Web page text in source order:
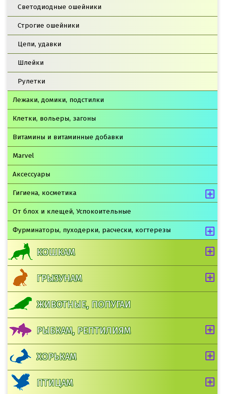
Светодиодные ошейники
Строгие ошейники
Цепи, удавки
Шлейки
Рулетки
Лежаки, домики, подстилки
Клетки, вольеры, загоны
Витамины и витаминные добавки
Marvel
Аксессуары
Гигиена, косметика
От блох и клещей, Успокоительные
Фурминаторы, пуходерки, расчески, когтерезы
КОШКАМ
ГРЫЗУНАМ
ЖИВОТНЫЕ, ПОПУГАИ
РЫБКАМ, РЕПТИЛИЯМ
ХОРЬКАМ
ПТИЦАМ